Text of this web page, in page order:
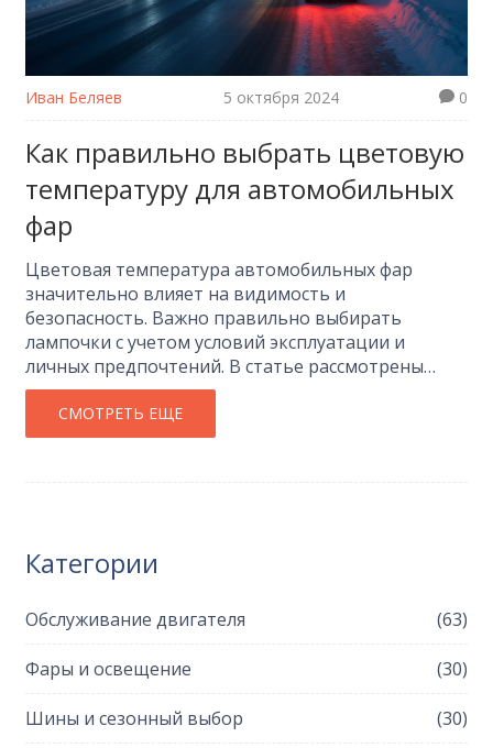
Иван Беляев 5 октября 2024 0
Как правильно выбрать цветовую
температуру для автомобильных
фар
Цветовая температура автомобильных фар
значительно влияет на видимость и
безопасность. Важно правильно выбирать
лампочки с учетом условий эксплуатации и
личных предпочтений. В статье рассмотрены
различные варианты цветовой температуры и их
влияние на видимость дороги. Также приведены
советы по подбору лампочек для разных условий
СМОТРЕТЬ ЕЩЕ
Категории
Обслуживание двигателя (63)
Фары и освещение (30)
Шины и сезонный выбор (30)